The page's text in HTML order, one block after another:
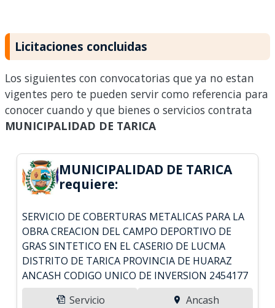
Licitaciones concluidas
Los siguientes con convocatorias que ya no estan
vigentes pero te pueden servir como referencia para
conocer cuando y que bienes o servicios contrata
MUNICIPALIDAD DE TARICA
MUNICIPALIDAD DE TARICA
requiere:
SERVICIO DE COBERTURAS METALICAS PARA LA
OBRA CREACION DEL CAMPO DEPORTIVO DE
GRAS SINTETICO EN EL CASERIO DE LUCMA
DISTRITO DE TARICA PROVINCIA DE HUARAZ
ANCASH CODIGO UNICO DE INVERSION 2454177
Servicio
Ancash